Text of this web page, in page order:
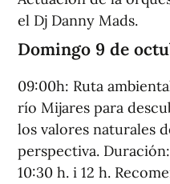
el Dj Danny Mads.
Domingo 9 de
09:00h: Ruta
río Mijares para
los valores naturales
perspectiva.
10:30 h. i 12 h.